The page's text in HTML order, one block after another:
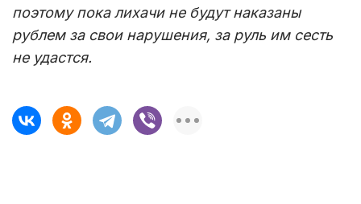
поэтому пока лихачи не будут наказаны
рублем за свои нарушения, за руль им сесть
не удастся.